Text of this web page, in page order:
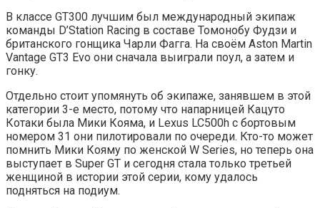
В классе GT300 лучшим был международный экипаж
команды D’Station Racing в составе Томонобу Фудзи и
британского гонщика Чарли Фагга. На своём Aston Martin
Vantage GT3 Evo они сначала выиграли поул, а затем и
гонку.
Отдельно стоит упомянуть об экипаже, занявшем в этой
категории 3-е место, потому что напарницей Кацуто
Котаки была Мики Кояма, и Lexus LC500h с бортовым
номером 31 они пилотировали по очереди. Кто-то может
помнить Мики Кояму по женской W Series, но теперь она
выступает в Super GT и сегодня стала только третьей
женщиной в истории этой серии, кому удалось
подняться на подиум.